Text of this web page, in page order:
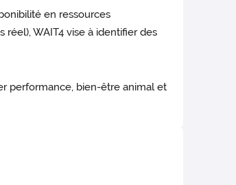
en ressources
WAIT4 vise à identifier des
performance, bien-être animal et